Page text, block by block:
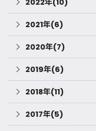
2021年(6)
2020年(7)
2019年(6)
2018年(11)
2017年(5)